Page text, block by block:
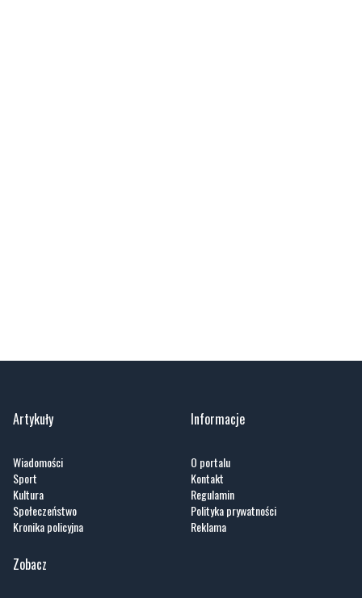
Artykuły
Wiadomości
Sport
Kultura
Społeczeństwo
Kronika policyjna
Informacje
O portalu
Kontakt
Regulamin
Polityka prywatności
Reklama
Zobacz